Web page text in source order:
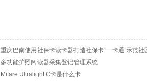
重庆巴南使用社保卡读卡器打造社保卡“一卡通”示范社
多功能护照阅读器采集登记管理系统
Mifare Ultralight C卡是什么卡